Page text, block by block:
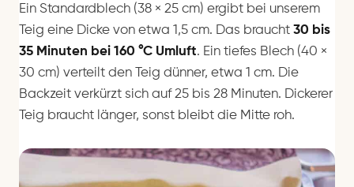
Ein Standardblech (38 × 25 cm) ergibt bei unserem
Teig eine Dicke von etwa 1,5 cm. Das braucht 30 bis
35 Minuten bei 160 °C Umluft. Ein tiefes Blech (40 ×
30 cm) verteilt den Teig dünner, etwa 1 cm. Die
Backzeit verkürzt sich auf 25 bis 28 Minuten. Dickerer
Teig braucht länger, sonst bleibt die Mitte roh.